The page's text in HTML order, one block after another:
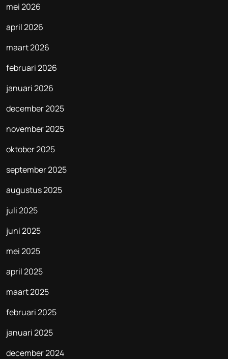
mei 2026
april 2026
maart 2026
februari 2026
januari 2026
december 2025
november 2025
oktober 2025
september 2025
augustus 2025
juli 2025
juni 2025
mei 2025
april 2025
maart 2025
februari 2025
januari 2025
december 2024